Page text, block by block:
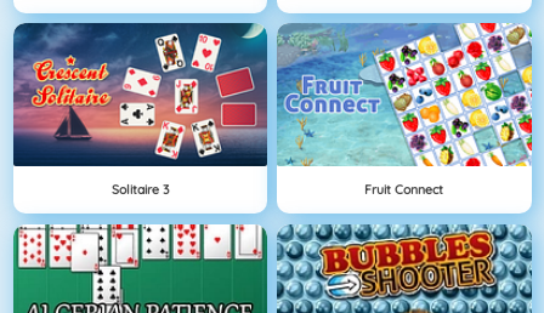
Solitaire 3 Fruit Connect